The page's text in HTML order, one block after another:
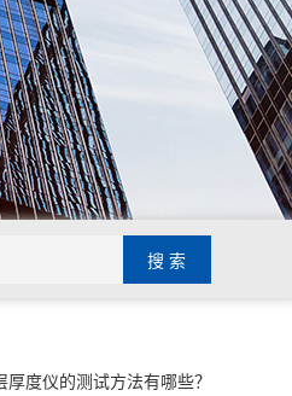
度仪的测试方法有哪些？